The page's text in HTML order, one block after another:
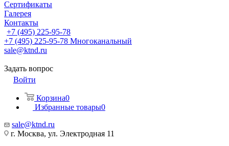
Сертификаты
Галерея
Контакты
+7 (495) 225-95-78
+7 (495) 225-95-78 Многоканальный
sale@ktnd.ru
Задать вопрос
Войти
Корзина0
Избранные товары0
sale@ktnd.ru
г. Москва, ул. Электродная 11